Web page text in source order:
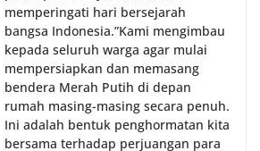
memperingati hari bersejarah
bangsa Indonesia.‎‎”Kami mengimbau
kepada seluruh warga agar mulai
mempersiapkan dan memasang
bendera Merah Putih di depan
rumah masing-masing secara penuh.
Ini adalah bentuk penghormatan kita
bersama terhadap perjuangan para